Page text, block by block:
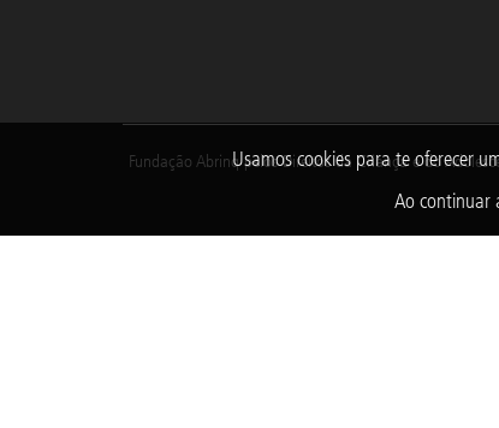
Usamos cookies para te oferecer
Ao continuar
Fundação Abrinq pelos Direitos da Criança e do